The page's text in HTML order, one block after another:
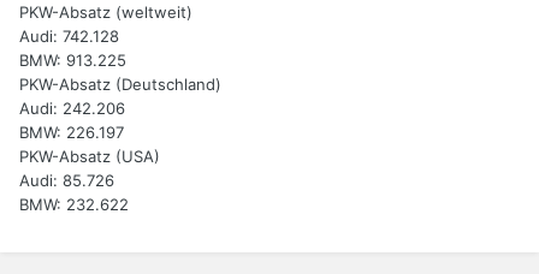
PKW-Absatz (weltweit)
Audi: 742.128
BMW: 913.225
PKW-Absatz (Deutschland)
Audi: 242.206
BMW: 226.197
PKW-Absatz (USA)
Audi: 85.726
BMW: 232.622